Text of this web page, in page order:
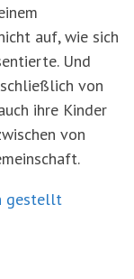
auf, wie sich
Und
von
ihre Kinder
von
gestellt